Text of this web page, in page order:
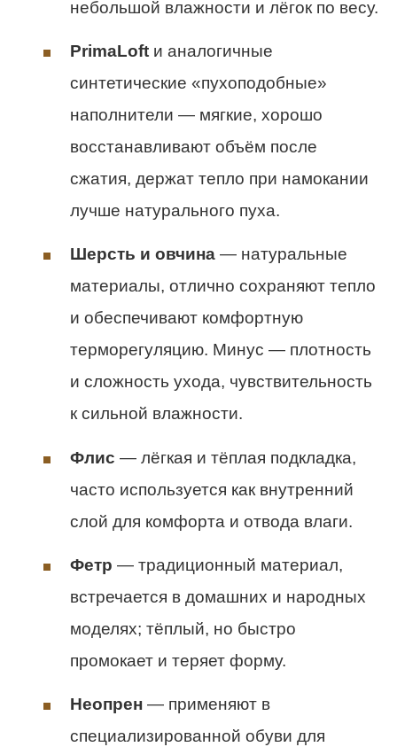
небольшой влажности и лёгок по весу.
PrimaLoft и аналогичные
синтетические «пухоподобные»
наполнители — мягкие, хорошо
восстанавливают объём после
сжатия, держат тепло при намокании
лучше натурального пуха.
Шерсть и овчина — натуральные
материалы, отлично сохраняют тепло
и обеспечивают комфортную
терморегуляцию. Минус — плотность
и сложность ухода, чувствительность
к сильной влажности.
Флис — лёгкая и тёплая подкладка,
часто используется как внутренний
слой для комфорта и отвода влаги.
Фетр — традиционный материал,
встречается в домашних и народных
моделях; тёплый, но быстро
промокает и теряет форму.
Неопрен — применяют в
специализированной обуви для